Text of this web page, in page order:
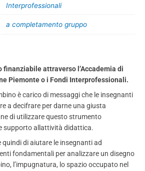
Interprofessionali
a completamento gruppo
finanziabile attraverso l’Accademia di
Piemonte o i Fondi Interprofessionali.
è carico di messaggi che le insegnanti
a decifrare per darne una giusta
di utilizzare questo strumento
supporto allattività didattica.
quindi di aiutare le insegnanti ad
fondamentali per analizzare un disegno
l’impugnatura, lo spazio occupato nel